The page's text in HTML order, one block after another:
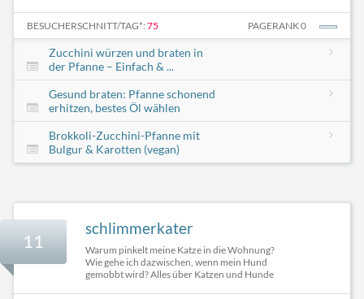
BESUCHERSCHNITT/TAG*: 75 PAGERANK 0
Zucchini würzen und braten in
der Pfanne – Einfach & ...
Gesund braten: Pfanne schonend
erhitzen, bestes Öl wählen
Brokkoli-Zucchini-Pfanne mit
Bulgur & Karotten (vegan)
11
schlimmerkater
Warum pinkelt meine Katze in die Wohnung?
Wie gehe ich dazwischen, wenn mein Hund
gemobbt wird? Alles über Katzen und Hunde